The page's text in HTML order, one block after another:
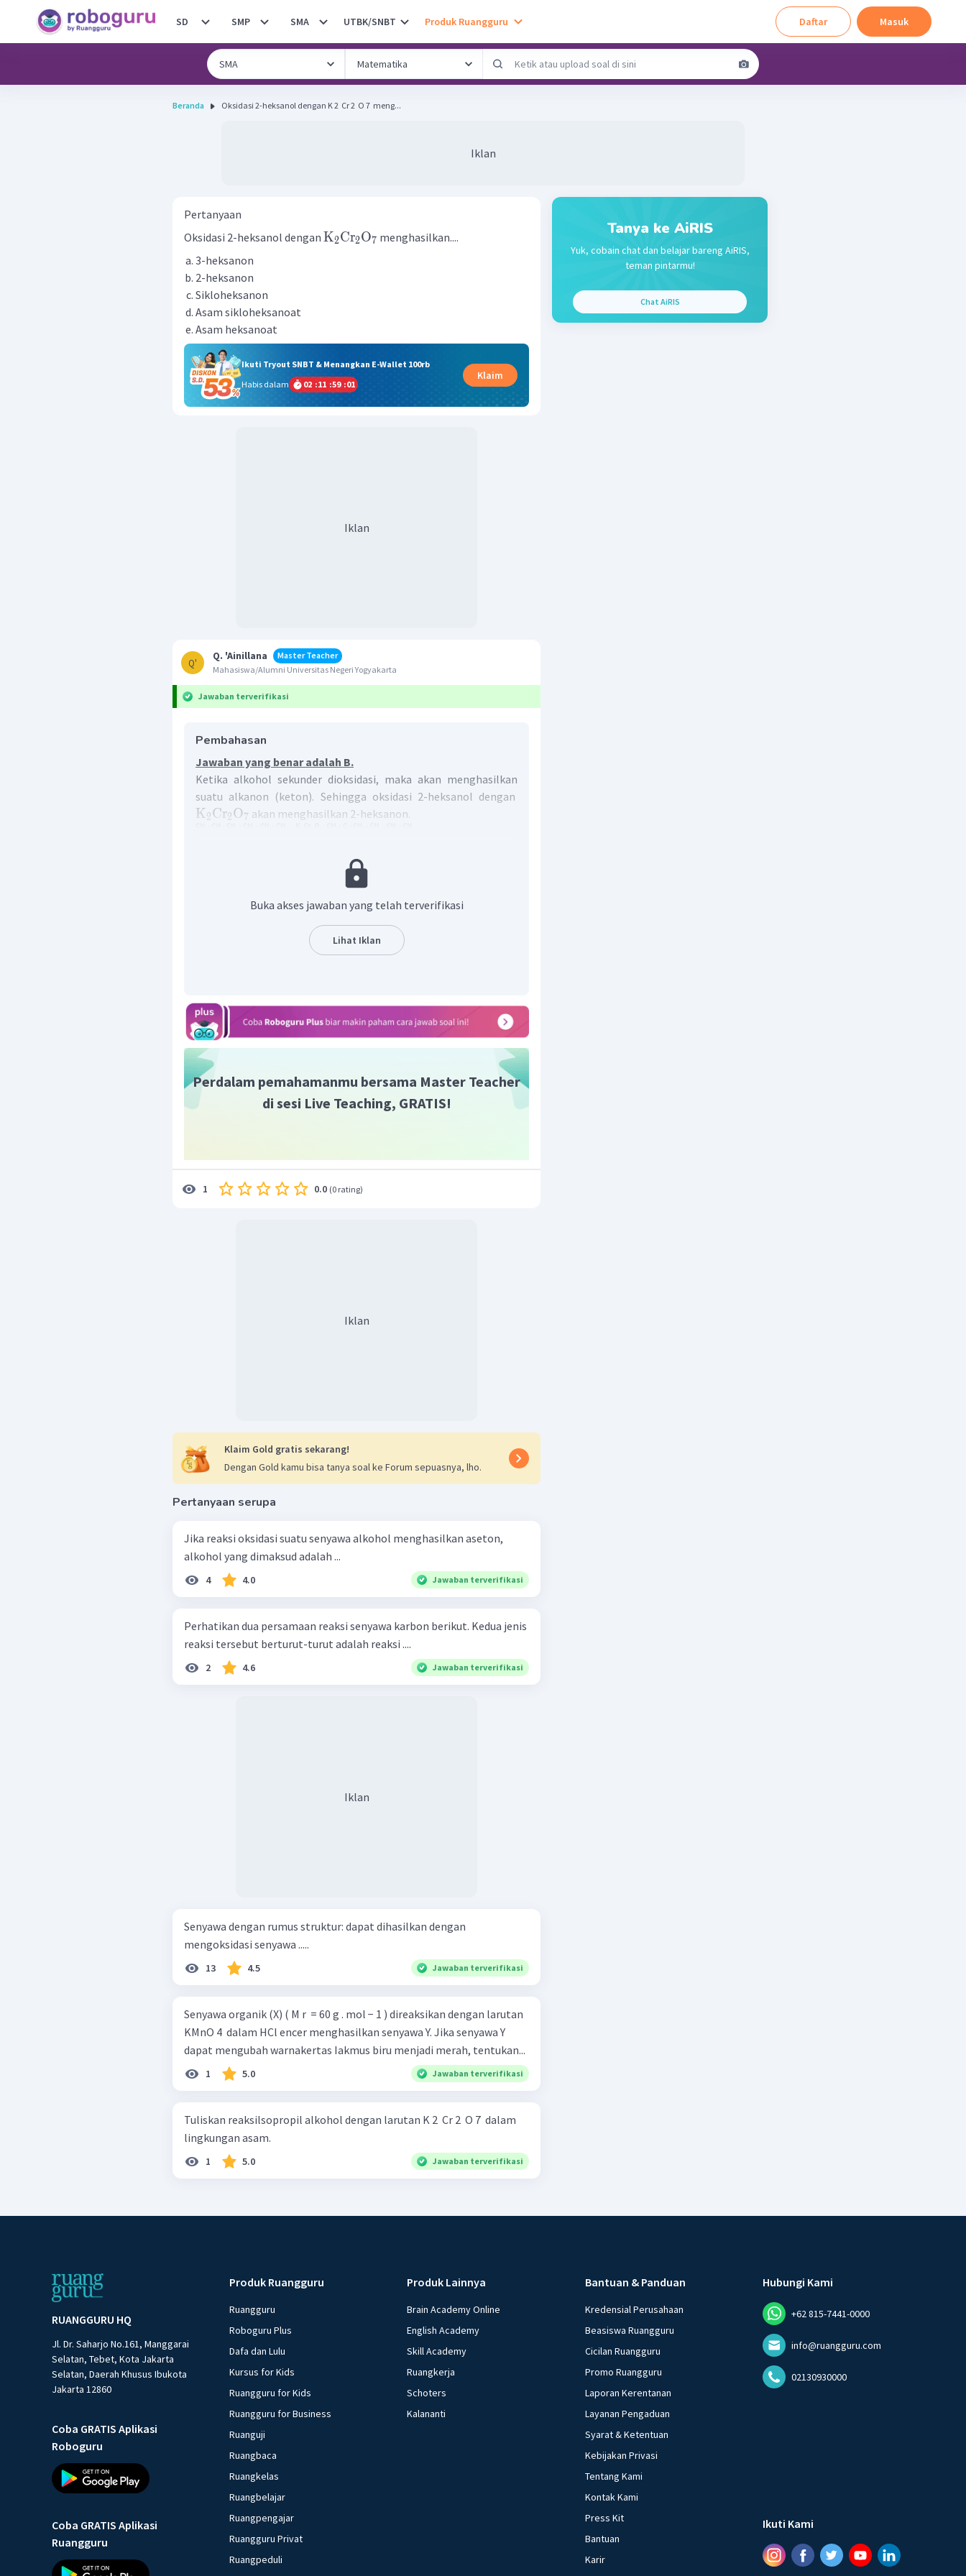
SD SMP SMA UTBK/SNBT Produk Ruangguru Daftar Masuk
Beranda Oksidasi 2-heksanol dengan K 2 ​ Cr 2 ​ O 7 ​ meng...
Iklan
Pertanyaan
Oksidasi 2-heksanol dengan K2Cr2O7 menghasilkan....
3-heksanon
2-heksanon
Sikloheksanon
Asam sikloheksanoat
Asam heksanoat
Ikuti Tryout SNBT & Menangkan E-Wallet 100rb
Habis dalam
02 :11 :59 :00
Klaim
Iklan
Q'
Q. 'Ainillana
Master Teacher
Mahasiswa/Alumni Universitas Negeri Yogyakarta
Jawaban terverifikasi
Pembahasan
Jawaban yang benar adalah B.
Ketika alkohol sekunder dioksidasi, maka akan menghasilkan
suatu alkanon (keton). Sehingga oksidasi 2-heksanol dengan
K2Cr2O7 akan menghasilkan 2-heksanon.
Buka akses jawaban yang telah terverifikasi
Lihat Iklan
Perdalam pemahamanmu bersama Master Teacher
di sesi Live Teaching, GRATIS!
1 0.0 (0 rating)
Iklan
Klaim Gold gratis sekarang!
Dengan Gold kamu bisa tanya soal ke Forum sepuasnya, lho.
Pertanyaan serupa
Jika reaksi oksidasi suatu senyawa alkohol menghasilkan aseton,
alkohol yang dimaksud adalah ...
4 4.0 Jawaban terverifikasi
Perhatikan dua persamaan reaksi senyawa karbon berikut. Kedua jenis
reaksi tersebut berturut-turut adalah reaksi ....
2 4.6 Jawaban terverifikasi
Iklan
Senyawa dengan rumus struktur: dapat dihasilkan dengan
mengoksidasi senyawa .....
13 4.5 Jawaban terverifikasi
Senyawa organik (X) ( M r ​ = 60 g . mol − 1 ) direaksikan dengan larutan
KMnO 4 ​ dalam HCl encer menghasilkan senyawa Y. Jika senyawa Y
dapat mengubah warnakertas Iakmus biru menjadi merah, tentukan...
1 5.0 Jawaban terverifikasi
Tuliskan reaksilsopropil alkohol dengan larutan K 2 ​ Cr 2 ​ O 7 ​ dalam
lingkungan asam.
1 5.0 Jawaban terverifikasi
Tanya ke AiRIS
Yuk, cobain chat dan belajar bareng AiRIS,
teman pintarmu!
Chat AiRIS
RUANGGURU HQ
Jl. Dr. Saharjo No.161, Manggarai
Selatan, Tebet, Kota Jakarta
Selatan, Daerah Khusus Ibukota
Jakarta 12860
Coba GRATIS Aplikasi
Roboguru
Coba GRATIS Aplikasi
Ruangguru
Produk Ruangguru
Ruangguru
Roboguru Plus
Dafa dan Lulu
Kursus for Kids
Ruangguru for Kids
Ruangguru for Business
Ruanguji
Ruangbaca
Ruangkelas
Ruangbelajar
Ruangpengajar
Ruangguru Privat
Ruangpeduli
Produk Lainnya
Brain Academy Online
English Academy
Skill Academy
Ruangkerja
Schoters
Kalananti
Bantuan & Panduan
Kredensial Perusahaan
Beasiswa Ruangguru
Cicilan Ruangguru
Promo Ruangguru
Laporan Kerentanan
Layanan Pengaduan
Syarat & Ketentuan
Kebijakan Privasi
Tentang Kami
Kontak Kami
Press Kit
Bantuan
Karir
Hubungi Kami
+62 815-7441-0000
info@ruangguru.com
02130930000
Ikuti Kami